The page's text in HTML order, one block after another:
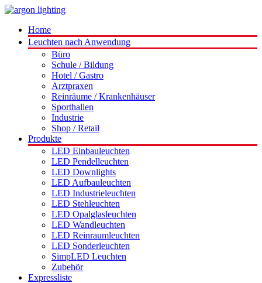
Home
Leuchten nach Anwendung
Büro
Schule / Bildung
Hotel / Gastro
Arztpraxen
Reinräume / Krankenhäuser
Sporthallen
Industrie
Shop / Retail
Produkte
LED Einbauleuchten
LED Pendelleuchten
LED Downlights
LED Aufbauleuchten
LED Industrieleuchten
LED Stehleuchten
LED Opalglasleuchten
LED Wandleuchten
LED Reinraumleuchten
LED Sonderleuchten
SimpLED Leuchten
Zubehör
Expressliste